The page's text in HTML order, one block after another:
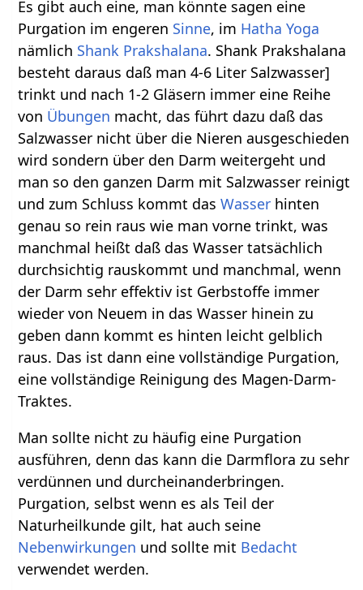
Es gibt auch eine, man könnte sagen eine
Purgation im engeren Sinne, im Hatha Yoga
nämlich Shank Prakshalana. Shank Prakshalana
besteht daraus daß man 4-6 Liter Salzwasser]
trinkt und nach 1-2 Gläsern immer eine Reihe
von Übungen macht, das führt dazu daß das
Salzwasser nicht über die Nieren ausgeschieden
wird sondern über den Darm weitergeht und
man so den ganzen Darm mit Salzwasser reinigt
und zum Schluss kommt dasWasser hinten
genau so rein raus wie man vorne trinkt, was
manchmal heißt daß das Wasser tatsächlich
durchsichtig rauskommt und manchmal, wenn
der Darm sehr effektiv ist Gerbstoffe immer
wieder von Neuem in das Wasser hinein zu
geben dann kommt es hinten leicht gelblich
raus. Das ist dann eine vollständige Purgation,
eine vollständige Reinigung des Magen-Darm-
Traktes.
Man sollte nicht zu häufig eine Purgation
ausführen, denn das kann die Darmflora zu sehr
verdünnen und durcheinanderbringen.
Purgation, selbst wenn es als Teil der
Naturheilkunde gilt, hat auch seine
Nebenwirkungen und sollte mit Bedacht
verwendet werden.